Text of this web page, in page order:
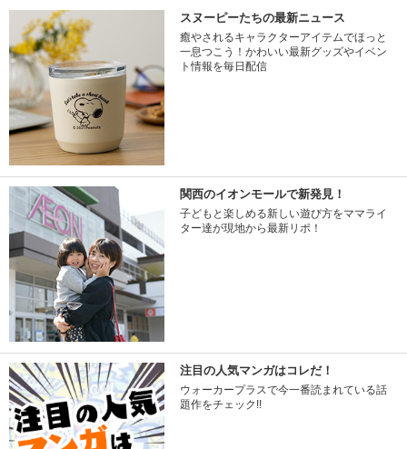
スヌーピーたちの最新ニュース
癒やされるキャラクターアイテムでほっと
一息つこう！かわいい最新グッズやイベン
ト情報を毎日配信
関西のイオンモールで新発見！
子どもと楽しめる新しい遊び方をママライ
ター達が現地から最新リポ！
注目の人気マンガはコレだ！
ウォーカープラスで今一番読まれている話
題作をチェック!!